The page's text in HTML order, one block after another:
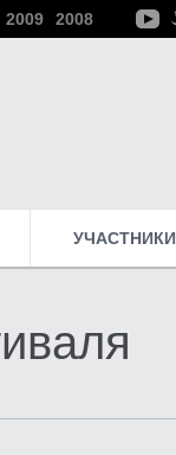
2009 2008
УЧАСТНИКИ